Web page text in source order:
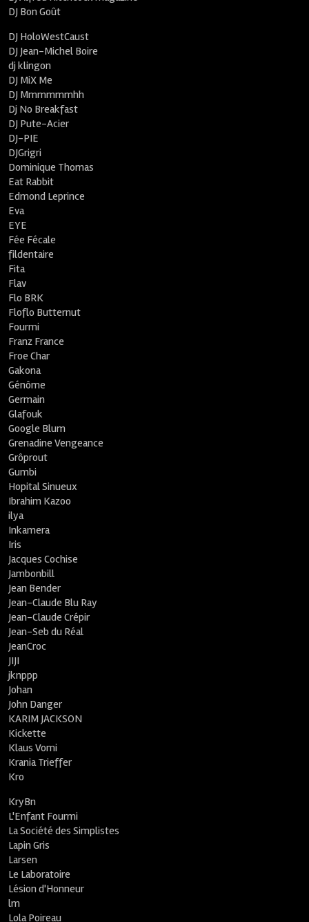
DJ Bon Goût
DJ HoloWestCaust
DJ Jean-Michel Boire
dj klingon
DJ MiX Me
DJ Mmmmmmhh
Dj No Breakfast
DJ Pute-Acier
DJ-PIE
DJGrigri
Dominique Thomas
Eat Rabbit
Edmond Leprince
Eva
EYE
Fée Fécale
fildentaire
Fita
Flav
Flo BRK
Floflo Butternut
Fourmi
Franz France
Froe Char
Gakona
Génôme
Germain
Glafouk
Google Blum
Grenadine Vengeance
Grôprout
Gumbi
Hopital Sinueux
Ibrahim Kazoo
ilya
Inkamera
Iris
Jacques Cochise
Jambonbill
Jean Bender
Jean-Claude Blu Ray
Jean-Claude Crépir
Jean-Seb du Réal
JeanCroc
JIJI
jknppp
Johan
John Danger
KARIM JACKSON
Kickette
Klaus Vomi
Krania Trieffer
Kro
KryBn
L'Enfant Fourmi
La Société des Simplistes
Lapin Gris
Larsen
Le Laboratoire
Lésion d'Honneur
lm
Lola Poireau